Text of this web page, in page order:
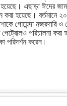
এছাড়া ঈদের
হয়েছে। বর্তমানে
গোয়েন্দা নজরদারি
পরিচালনা করা
পরিদর্শন করেন।